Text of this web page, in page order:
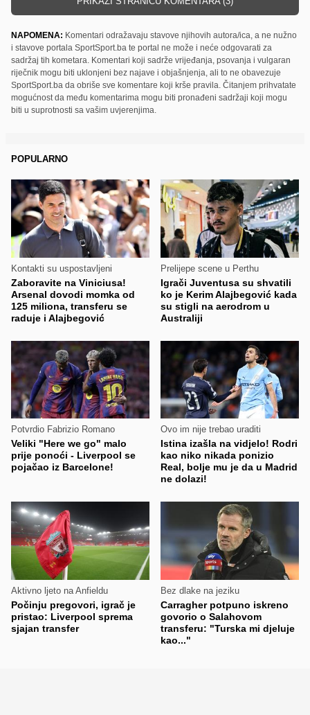
NAPOMENA: Komentari odražavaju stavove njihovih autora/ica, a ne nužno
i stavove portala SportSport.ba te portal ne može i neće odgovarati za
sadržaj tih kometara. Komentari koji sadrže vrijeđanja, psovanja i vulgaran
riječnik mogu biti uklonjeni bez najave i objašnjenja, ali to ne obavezuje
SportSport.ba da obriše sve komentare koji krše pravila. Čitanjem prihvatate
mogućnost da među komentarima mogu biti pronađeni sadržaji koji mogu
biti u suprotnosti sa vašim uvjerenjima.
POPULARNO
Kontakti su uspostavljeni
Zaboravite na Viniciusa!
Arsenal dovodi momka od
125 miliona, transferu se
raduje i Alajbegović
Prelijepe scene u Perthu
Igrači Juventusa su shvatili
ko je Kerim Alajbegović kada
su stigli na aerodrom u
Australiji
Potvrdio Fabrizio Romano
Veliki "Here we go" malo
prije ponoći - Liverpool se
pojačao iz Barcelone!
Ovo im nije trebao uraditi
Istina izašla na vidjelo! Rodri
kao niko nikada ponizio
Real, bolje mu je da u Madrid
ne dolazi!
Aktivno ljeto na Anfieldu
Počinju pregovori, igrač je
pristao: Liverpool sprema
sjajan transfer
Bez dlake na jeziku
Carragher potpuno iskreno
govorio o Salahovom
transferu: "Turska mi djeluje
kao..."